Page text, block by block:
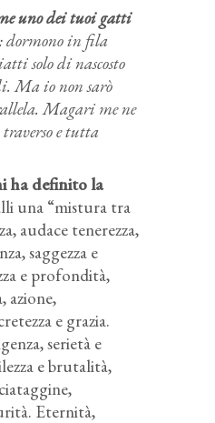
uno dei tuoi gatti
dormono in fila
solo di nascosto
Ma io non sarò
Magari me ne
e tutta
ha definito la
una “mistura tra
audace tenerezza,
saggezza e
e profondità,
azione,
e grazia.
serietà e
e brutalità,
Eternità,